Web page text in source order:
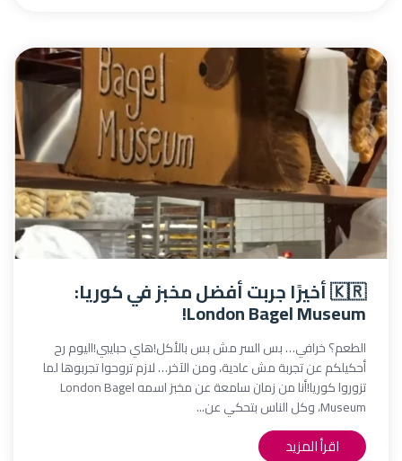
🇰🇷 أخيرًا جربت أفضل مخبز في كوريا:
London Bagel Museum!
الطعم؟ خرافي… بس السر مش بس بالأكل!هاي حبايبي!اليوم رح
أحكيلكم عن تجربة مش عادية، ومن الآخر… لازم تروحوا تجربوها لما
تزوروا كوريا!أنا من زمان سامعة عن مخبز اسمه London Bagel
Museum، وكل الناس بتحكي عن...
اقرأ المزيد